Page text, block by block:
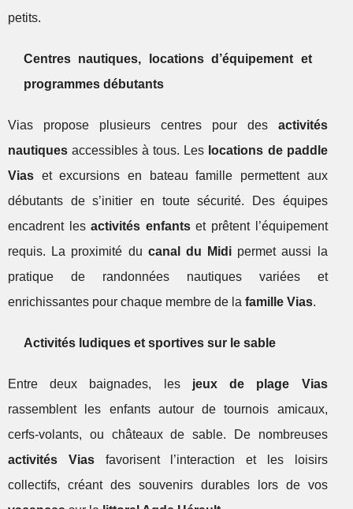
petits.
Centres nautiques, locations d’équipement et
programmes débutants
Vias propose plusieurs centres pour des activités
nautiques accessibles à tous. Les locations de paddle
Vias et excursions en bateau famille permettent aux
débutants de s’initier en toute sécurité. Des équipes
encadrent lesactivités enfantset prêtent l’équipement
requis. La proximité du canal du Midi permet aussi la
pratique de randonnées nautiques variées et
enrichissantes pour chaque membre de la famille Vias.
Activités ludiques et sportives sur le sable
Entre deux baignades, les jeux de plage Vias
rassemblent les enfants autour de tournois amicaux,
cerfs-volants, ou châteaux de sable. De nombreuses
activités Viasfavorisent l’interaction et les loisirs
collectifs, créant des souvenirs durables lors de vos